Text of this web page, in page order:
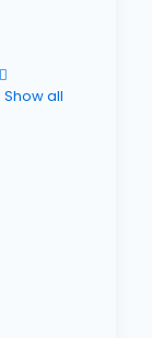
Show all